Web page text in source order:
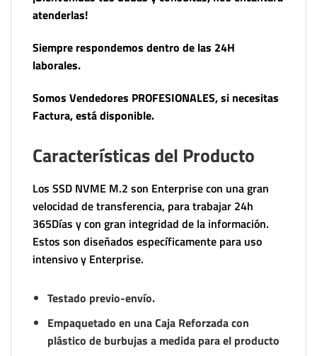
atenderlas!
Siempre respondemos dentro de las 24H
laborales.
Somos Vendedores PROFESIONALES, si necesitas
Factura, está disponible.
Características del Producto
Los SSD NVME M.2 son Enterprise con una gran
velocidad de transferencia, para trabajar 24h
365Días y con gran integridad de la información.
Estos son diseñados específicamente para uso
intensivo y Enterprise.
Testado previo-envío.
Empaquetado en una Caja Reforzada con
plástico de burbujas a medida para el producto